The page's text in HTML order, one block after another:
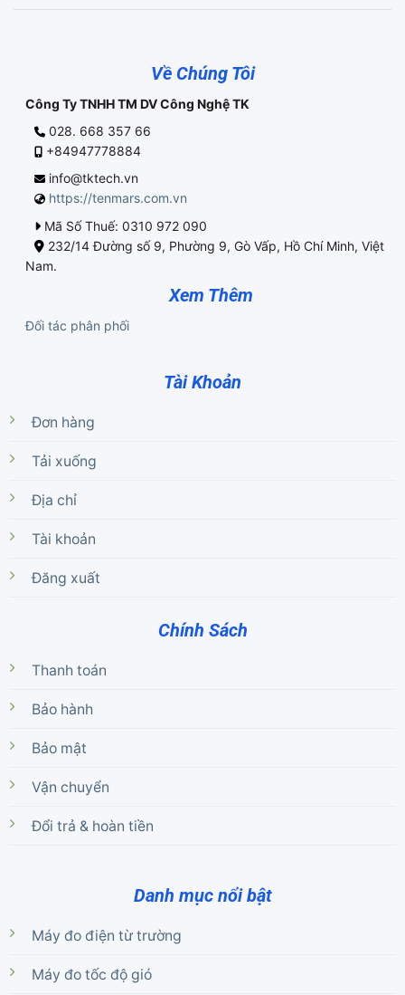
Về Chúng Tôi
Công Ty TNHH TM DV Công Nghệ TK
028. 668 357 66
+84947778884
info@tktech.vn
https://tenmars.com.vn
Mã Số Thuế: 0310 972 090
232/14 Đường số 9, Phường 9, Gò Vấp, Hồ Chí Minh, Việt
Nam.
Xem Thêm
Đối tác phân phối
Tài Khoản
Đơn hàng
Tải xuống
Địa chỉ
Tài khoản
Đăng xuất
Chính Sách
Thanh toán
Bảo hành
Bảo mật
Vận chuyển
Đổi trả & hoàn tiền
Danh mục nổi bật
Máy đo điện từ trường
Máy đo tốc độ gió